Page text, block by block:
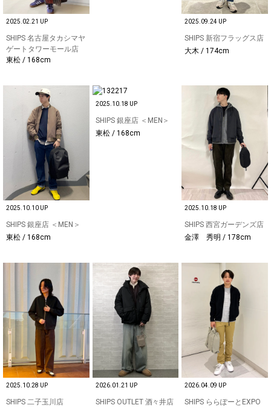
2025.02.21 UP
SHIPS 名古屋タカシマヤ
ゲートタワーモール店
東松 / 168cm
2025.09.24 UP
SHIPS 新宿フラッグス店
大木 / 174cm
2025.10.10 UP
SHIPS 銀座店 ＜MEN＞
東松 / 168cm
2025.10.18 UP
SHIPS 銀座店 ＜MEN＞
東松 / 168cm
2025.10.18 UP
SHIPS 西宮ガーデンズ店
金澤 秀明 / 178cm
2025.10.28 UP
SHIPS 二子玉川店
2026.01.21 UP
SHIPS OUTLET 酒々井店
2026.04.09 UP
SHIPS ららぽーとEXPO